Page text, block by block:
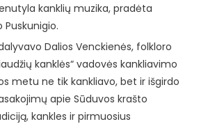
kanklių muzika, pradėta
Puskunigio.
Dalios Venckienės, folkloro
kanklės“ vadovės kankliavimo
metu ne tik kankliavo, bet ir išgirdo
apie Sūduvos krašto
kankles ir pirmuosius